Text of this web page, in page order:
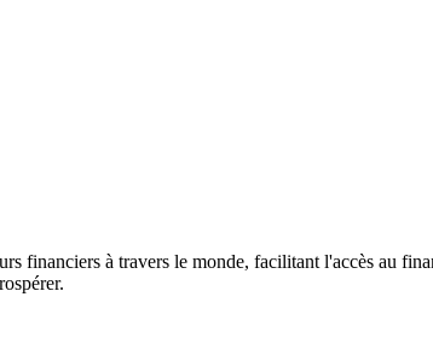
financiers à travers le monde, facilitant l'accès au